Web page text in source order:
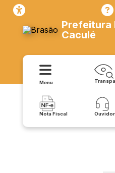
Prefeitura
Caculé
Menu
Nota Fiscal